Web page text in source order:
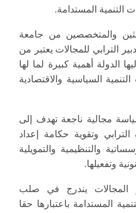
التنمية المستدامة.
والمتخصصين من جامعة
الترابي للمجالات يعتبر من
الدولة أهمية كبيرة لما لها
السياسية والاقتصادية
مجالية ناجعة تهدف إلى
وتقوية حكامة إعداد
والتنظيمية والتمويلية
وتفعيلها.
المجالات يندرج في صلب
المستدامة باعتبارها حقا